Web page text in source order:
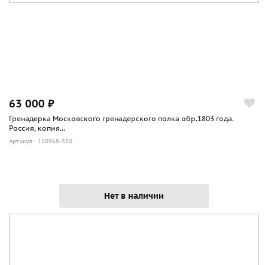
63 000 ₽
Гренадерка Московского гренадерского полка обр.1803 года.
Россия, копия...
Артикул: 110968-530
Нет в наличии